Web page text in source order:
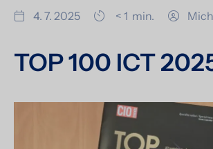
4. 7. 2025
< 1 min.
TOP 100 ICT